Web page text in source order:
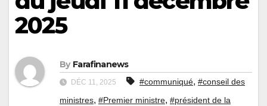
2025
By Farafinanews
DÉC 11, 2025 #communiqué, #conseil des
ministres, #Premier ministre, #président de la